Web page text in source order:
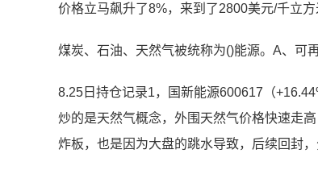
价格立马飙升了8%，来到了2800美元/千立
煤炭、石油、天然气被统称为()能源。A、可
8.25日持仓记录1，国新能源600617（
炒的是天然气概念，外围天然气价格快速走
炸板，也是因为大盘的跳水导致，后续回封，